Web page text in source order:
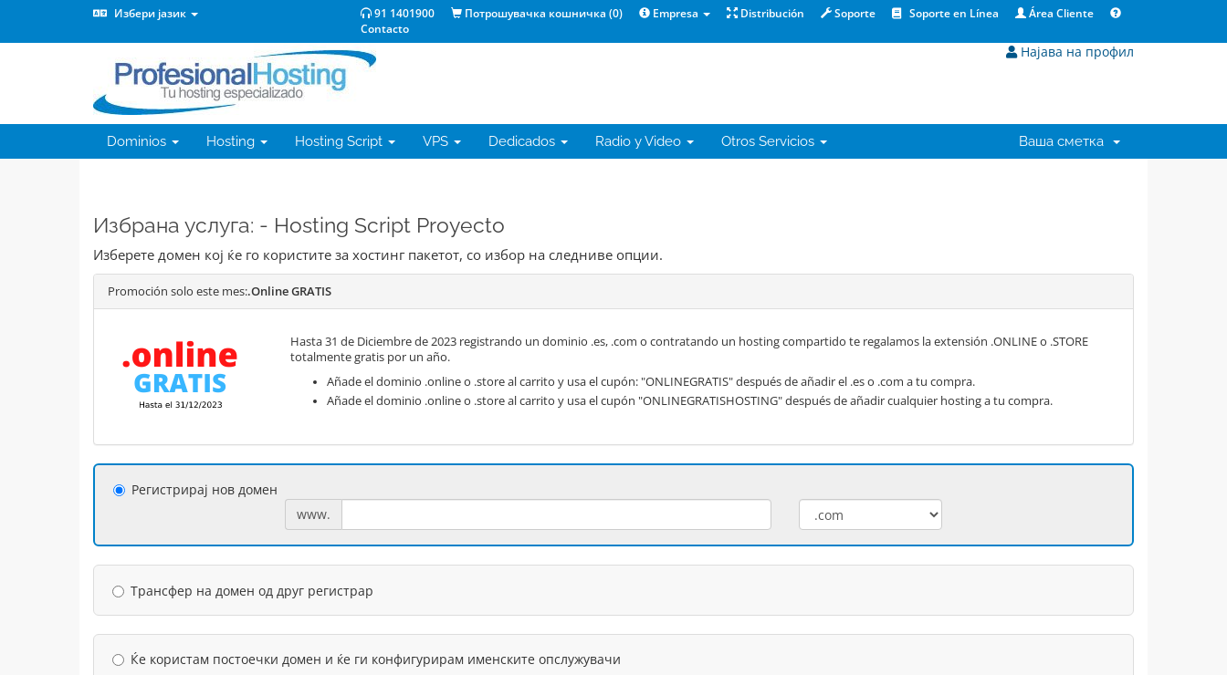
Избери јазик 91 1401900 Потрошувачка кошничка (0) Empresa Distribución Soporte Soporte en Línea
Área Cliente
Contacto
Најава на профил
Dominios Hosting Hosting Script VPS Dedicados Radio y Video Otros Servicios Ваша сметка
Избрана услуга: - Hosting Script Proyecto
Изберете домен кој ќе го користите за хостинг пакетот, со избор на следниве опции.
Promoción solo este mes:.Online GRATIS
Hasta 31 de Diciembre de 2023 registrando un dominio .es, .com o contratando un hosting compartido te regalamos la extensión .ONLINE o .STORE
totalmente gratis por un año.
Añade el dominio .online o .store al carrito y usa el cupón: "ONLINEGRATIS" después de añadir el .es o .com a tu compra.
Añade el dominio .online o .store al carrito y usa el cupón "ONLINEGRATISHOSTING" después de añadir cualquier hosting a tu compra.
Регистрирај нов домен
www.
Трансфер на домен од друг регистрар
Ќе користам постоечки домен и ќе ги конфигурирам именските опслужувачи